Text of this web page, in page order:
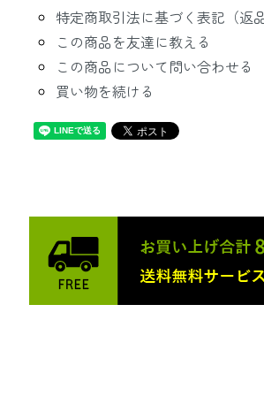
特定商取引法に基づく表記（返
この商品を友達に教える
この商品について問い合わせる
買い物を続ける